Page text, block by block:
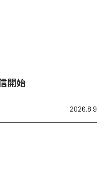
開始
2026.8.9